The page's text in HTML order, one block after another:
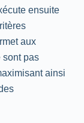
ensuite
aux
sont pas
ainsi